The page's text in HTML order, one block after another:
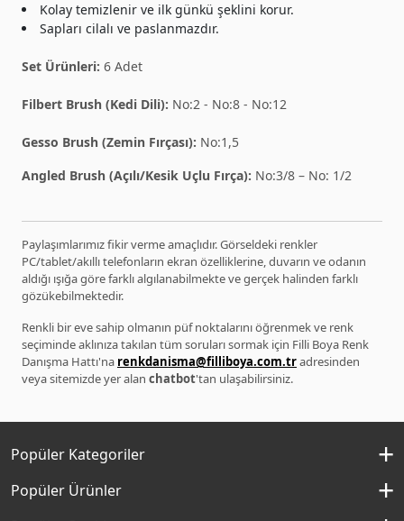
Kolay temizlenir ve ilk günkü şeklini korur.
Sapları cilalı ve paslanmazdır.
Set Ürünleri: 6 Adet
Filbert Brush (Kedi Dili): No:2 - No:8 - No:12
Gesso Brush (Zemin Fırçası): No:1,5
Angled Brush (Açılı/Kesik Uçlu Fırça): No:3/8 – No: 1/2
Paylaşımlarımız fikir verme amaçlıdır. Görseldeki renkler
PC/tablet/akıllı telefonların ekran özelliklerine, duvarın ve odanın
aldığı ışığa göre farklı algılanabilmekte ve gerçek halinden farklı
gözükebilmektedir.
Renkli bir eve sahip olmanın püf noktalarını öğrenmek ve renk
seçiminde aklınıza takılan tüm soruları sormak için Filli Boya Renk
Danışma Hattı'na renkdanisma@filliboya.com.tradresinden
veya sitemizde yer alan chatbot'tan ulaşabilirsiniz.
Popüler Kategoriler
İç Cephe Boyaları
Popüler Ürünler